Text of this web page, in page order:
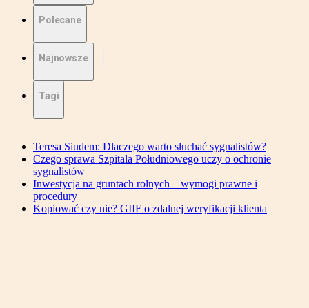
Polecane
Najnowsze
Tagi
Teresa Siudem: Dlaczego warto słuchać sygnalistów?
Czego sprawa Szpitala Południowego uczy o ochronie
sygnalistów
Inwestycja na gruntach rolnych – wymogi prawne i
procedury
Kopiować czy nie? GIIF o zdalnej weryfikacji klienta